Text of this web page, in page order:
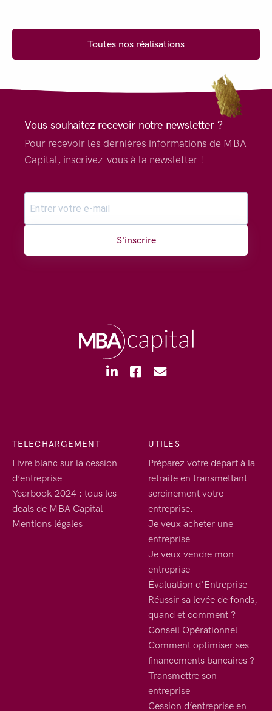
Toutes nos réalisations
Vous souhaitez recevoir notre newsletter ?
Pour recevoir les dernières informations de MBA
Capital, inscrivez-vous à la newsletter !
S'inscrire
TELECHARGEMENT
Livre blanc sur la cession
d’entreprise
Yearbook 2024 : tous les
deals de MBA Capital
Mentions légales
UTILES
Préparez votre départ à la
retraite en transmettant
sereinement votre
entreprise.
Je veux acheter une
entreprise
Je veux vendre mon
entreprise
Évaluation d’Entreprise
Réussir sa levée de fonds,
quand et comment ?
Conseil Opérationnel
Comment optimiser ses
financements bancaires ?
Transmettre son
entreprise
Cession d’entreprise en